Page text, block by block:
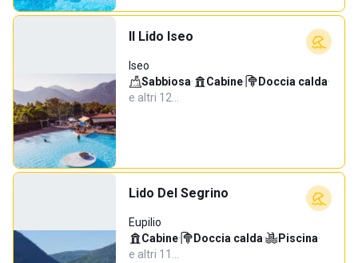
Il Lido Iseo
Iseo
Sabbiosa· Cabine· Doccia calda·
e altri 12…
Lido Del Segrino
Eupilio
Cabine· Doccia calda· Piscina·
e altri 11…